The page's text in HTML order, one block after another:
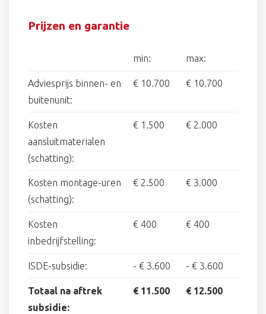
Prijzen en garantie
min: max:
Adviesprijs binnen- en
buitenunit:
€ 10.700 € 10.700
Kosten
aansluitmaterialen
(schatting):
€ 1.500 € 2.000
Kosten montage-uren
(schatting):
€ 2.500 € 3.000
Kosten
inbedrijfstelling:
€ 400 € 400
ISDE-subsidie: - € 3.600 - € 3.600
Totaal na aftrek
subsidie:
€ 11.500 € 12.500